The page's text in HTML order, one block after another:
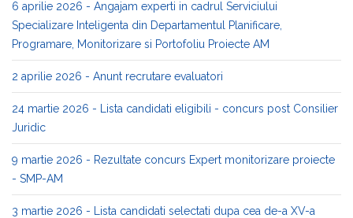
6 aprilie 2026 - Angajam experti in cadrul Serviciului
Specializare Inteligenta din Departamentul Planificare,
Programare, Monitorizare si Portofoliu Proiecte AM
2 aprilie 2026 - Anunt recrutare evaluatori
24 martie 2026 - Lista candidati eligibili - concurs post Consilier
Juridic
9 martie 2026 - Rezultate concurs Expert monitorizare proiecte
- SMP-AM
3 martie 2026 - Lista candidati selectati dupa cea de-a XV-a